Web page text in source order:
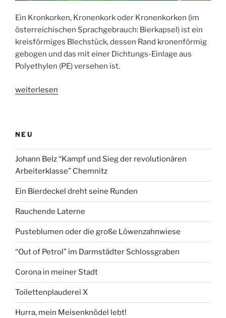
Ein Kronkorken, Kronenkork oder Kronenkorken (im
österreichischen Sprachgebrauch: Bierkapsel) ist ein
kreisförmiges Blechstück, dessen Rand kronenförmig
gebogen und das mit einer Dichtungs-Einlage aus
Polyethylen (PE) versehen ist.
„Der
weiterlesen
NEU
Johann Belz “Kampf und Sieg der revolutionären
Arbeiterklasse” Chemnitz
Ein Bierdeckel dreht seine Runden
Rauchende Laterne
Pusteblumen oder die große Löwenzahnwiese
“Out of Petrol” im Darmstädter Schlossgraben
Corona in meiner Stadt
Toilettenplauderei X
Hurra, mein Meisenknödel lebt!